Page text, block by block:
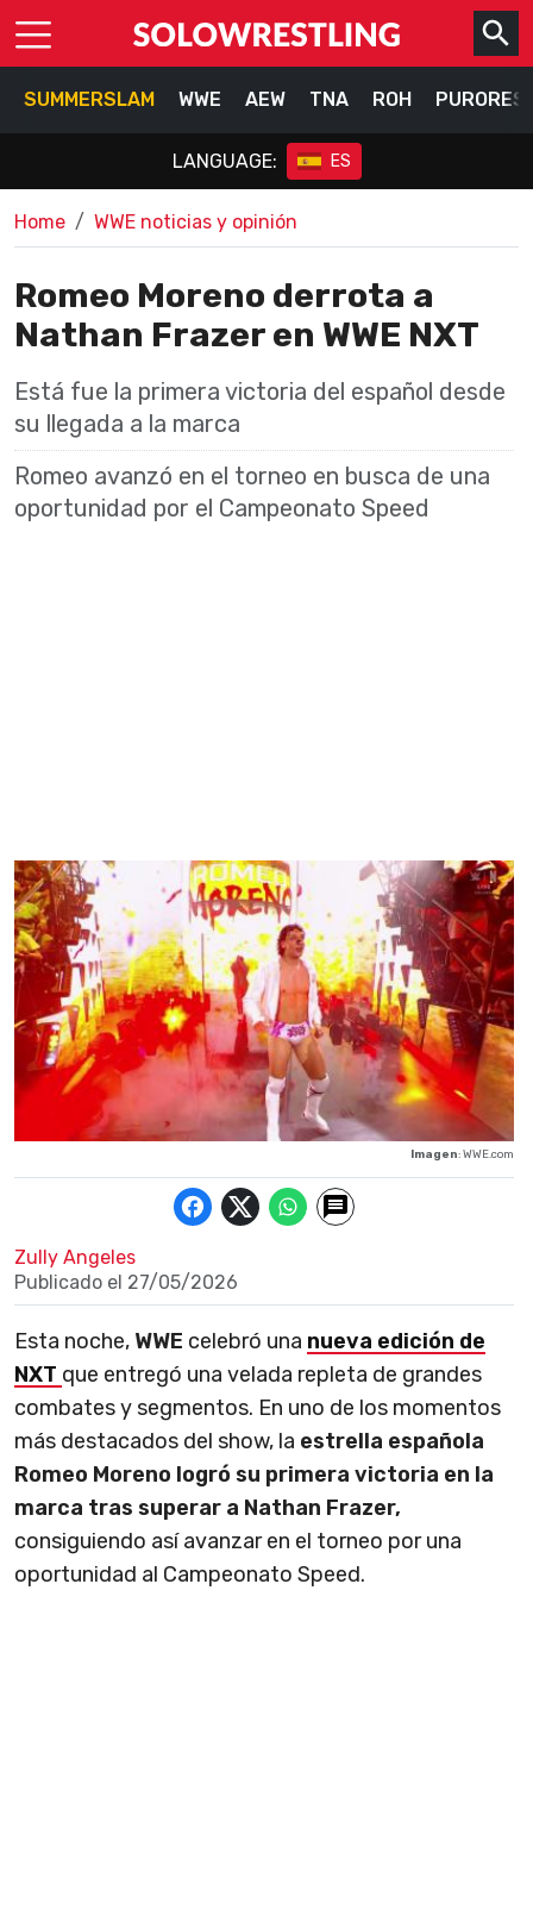
SUMMERSLAM WWE AEW TNA ROH
LANGUAGE: ES
Home WWE noticias y opinión
Romeo Moreno derrota a
Nathan Frazer en WWE NXT
Está fue la primera victoria del español desde
su llegada a la marca
Romeo avanzó en el torneo en busca de una
oportunidad por el Campeonato Speed
Imagen: WWE.com
Zully Angeles
Publicado el 27/05/2026
Esta noche, WWE celebró una nueva edición de
NXT que entregó una velada repleta de grandes
combates y segmentos. En uno de los momentos
más destacados del show, la estrella española
Romeo Moreno logró su primera victoria en la
marca tras superar a Nathan Frazer,
consiguiendo así avanzar en el torneo por una
oportunidad al Campeonato Speed.